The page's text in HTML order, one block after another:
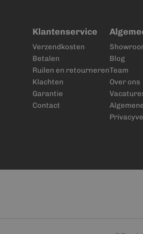
Klantenservice
Verzendkosten
Betalen
Ruilen en retourneren
Klachten
Garantie
Contact
Blog
Team
Over ons